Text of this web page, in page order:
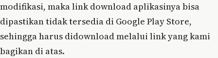
modifikasi, maka link download aplikasinya bisa
dipastikan tidak tersedia di Google Play Store,
sehingga harus didownload melalui link yang kami
bagikan di atas.